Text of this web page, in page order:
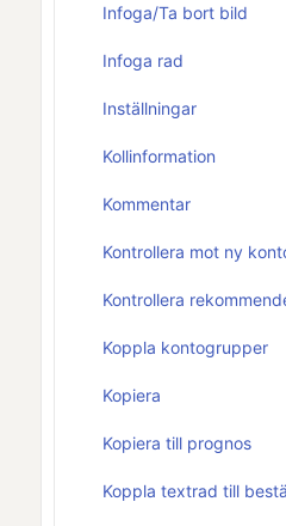
Infoga/Ta bort bild
Infoga rad
Inställningar
Kollinformation
Kommentar
Kontrollera mot ny
Kontrollera
Koppla kontogrupper
Kopiera
Kopiera till prognos
Koppla textrad till